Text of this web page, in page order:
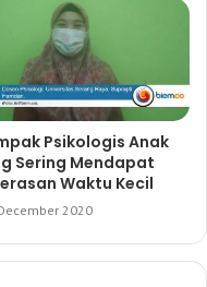
Psikologis Anak
Sering Mendapat
Waktu Kecil
2020